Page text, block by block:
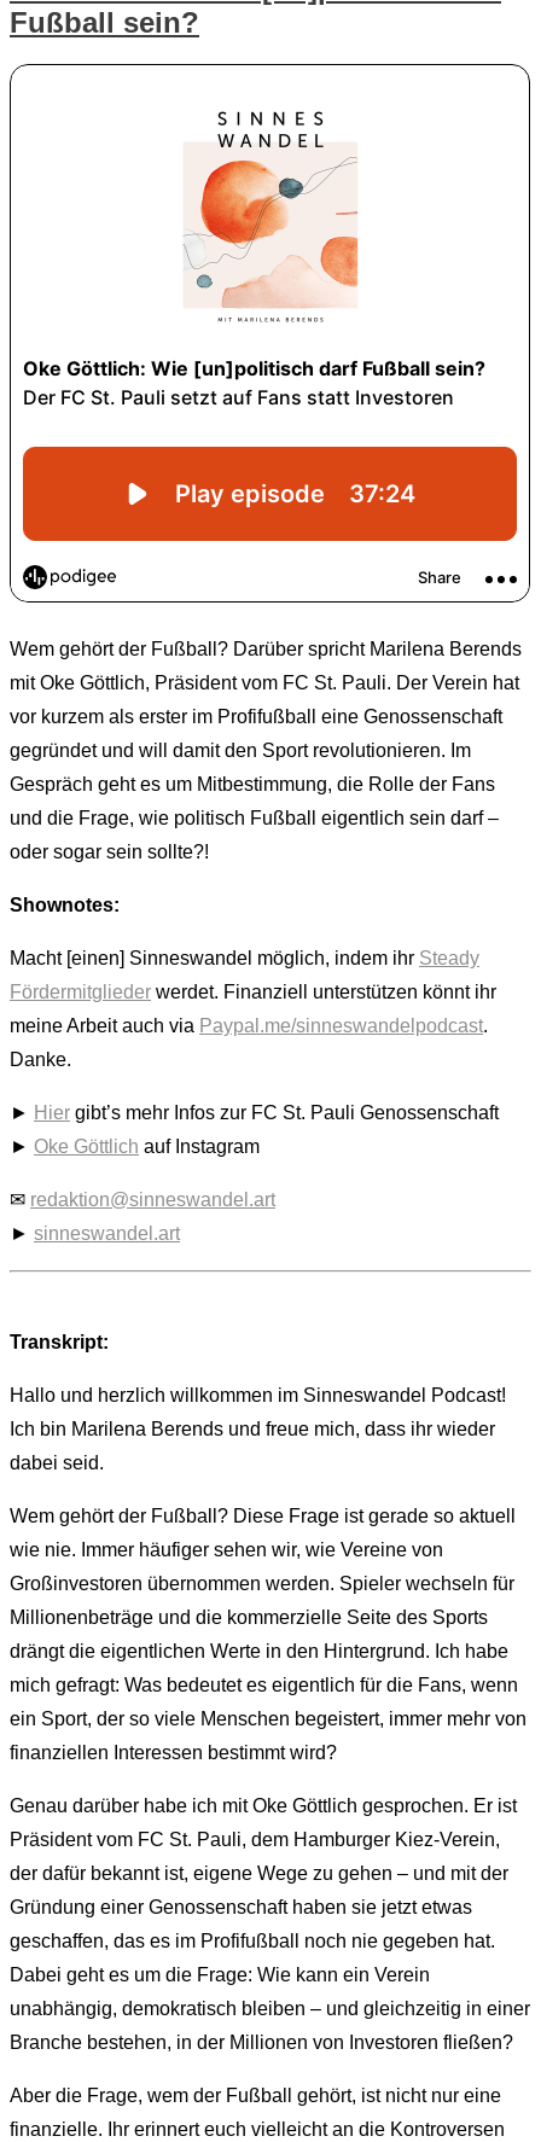
Fußball sein?
Wem gehört der Fußball? Darüber spricht Marilena Berends
mit Oke Göttlich, Präsident vom FC St. Pauli. Der Verein hat
vor kurzem als erster im Profifußball eine Genossenschaft
gegründet und will damit den Sport revolutionieren. Im
Gespräch geht es um Mitbestimmung, die Rolle der Fans
und die Frage, wie politisch Fußball eigentlich sein darf–
oder sogar sein sollte?!
Shownotes:
Macht [einen] Sinneswandel möglich, indem ihr Steady
Fördermitglieder werdet. Finanziell unterstützen könnt ihr
meine Arbeit auch via Paypal.me/sinneswandelpodcast.
Danke.
► Hier gibt’s mehr Infos zur FC St. Pauli Genossenschaft
► Oke Göttlich auf Instagram
✉ redaktion@sinneswandel.art
► sinneswandel.art
Transkript:
Hallo und herzlich willkommen im Sinneswandel Podcast!
Ich bin Marilena Berends und freue mich, dass ihr wieder
dabei seid.
Wem gehört der Fußball? Diese Frage ist gerade so aktuell
wie nie. Immer häufiger sehen wir, wie Vereine von
Großinvestoren übernommen werden. Spieler wechseln für
Millionenbeträge und die kommerzielle Seite des Sports
drängt die eigentlichen Werte in den Hintergrund. Ich habe
mich gefragt: Was bedeutet es eigentlich für die Fans, wenn
ein Sport, der so viele Menschen begeistert, immer mehr von
finanziellen Interessen bestimmt wird?
Genau darüber habe ich mit Oke Göttlich gesprochen. Er ist
Präsident vom FC St. Pauli, dem Hamburger Kiez-Verein,
der dafür bekannt ist, eigene Wege zu gehen – und mit der
Gründung einer Genossenschaft haben sie jetzt etwas
geschaffen, das es im Profifußball noch nie gegeben hat.
Dabei geht es um die Frage: Wie kann ein Verein
unabhängig, demokratisch bleiben – und gleichzeitig in einer
Branche bestehen, in der Millionen von Investoren fließen?
Aber die Frage, wem der Fußball gehört, ist nicht nur eine
finanzielle. Ihr erinnert euch vielleicht an die Kontroversen